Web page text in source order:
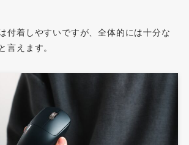
付着しやすいですが、全体的には十分な
言えます。